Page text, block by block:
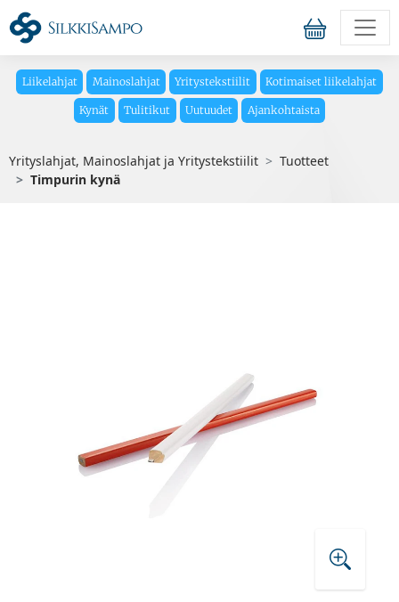
Liikelahjat Mainoslahjat Yritystekstiilit Kotimaiset liikelahjat
Kynät Tulitikut Uutuudet Ajankohtaista
Yrityslahjat, Mainoslahjat ja Yritystekstiilit
Tuotteet
Timpurin kynä